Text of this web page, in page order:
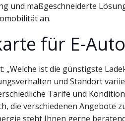
und maßgeschneiderte
an.
für E-
ist die günstigste
und Standort
Tarife und
die verschiedenen Angebote
steht Ihnen gerne